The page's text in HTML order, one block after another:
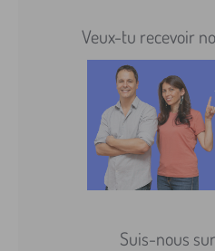
Veux-tu recevoir
Suis-nous